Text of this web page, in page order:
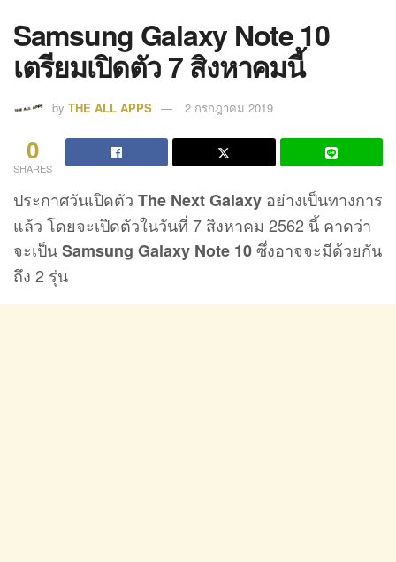
Samsung Galaxy Note 10
เตรียมเปิดตัว 7 สิงหาคมนี้
by THE ALL APPS 2 กรกฎาคม 2019
0
SHARES
ประกาศวันเปิดตัว The Next Galaxy อย่างเป็นทางการ
แล้ว โดยจะเปิดตัวในวันที่ 7 สิงหาคม 2562 นี้ คาดว่า
จะเป็นSamsung Galaxy Note 10ซึ่งอาจจะมีด้วยกัน
ถึง 2 รุ่น